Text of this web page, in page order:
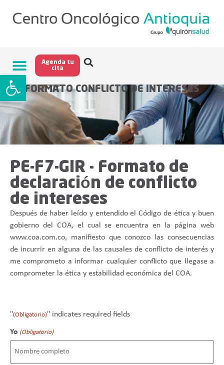
Abrir barra de herramientas
Agenda tu
cita
FORMATO CONFLICTO DE INTERESES
PE-F7-GIR - Formato de
declaración de conflicto
de intereses
Después de haber leído y entendido el Código de ética y buen
gobierno del COA, el cual se encuentra en la página web
www.coa.com.co, manifiesto que conozco las consecuencias
de incurrir en alguna de las causales de conflicto de interés y
me comprometo a informar cualquier conflicto que llegase a
comprometer la ética y estabilidad económica del COA.
"(Obligatorio)" indicates required fields
Yo (Obligatorio)